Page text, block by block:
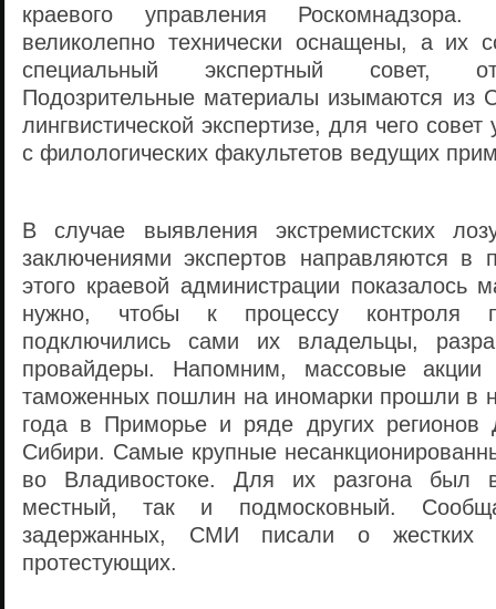
краевого управления
великолепно технически оснащены, а их
специальный экспертный совет,
Подозрительные материалы изымаются из
лингвистической экспертизе, для чего
с филологических факультетов ведущих
В случае выявления экстремистских
заключениями экспертов направляются в
этого краевой администрации
нужно, чтобы к процессу контроля
подключились сами их владельцы,
провайдеры. Напомним, массовые акции
таможенных пошлин на иномарки прошли в
года в Приморье и ряде других регионов
Сибири. Самые крупные
во Владивостоке. Для их разгона
местный, так и подмосковный.
задержанных, СМИ писали о жестких
протестующих.